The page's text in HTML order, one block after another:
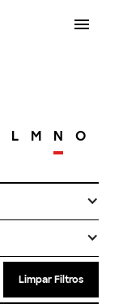
L M N O
Limpar Filtros